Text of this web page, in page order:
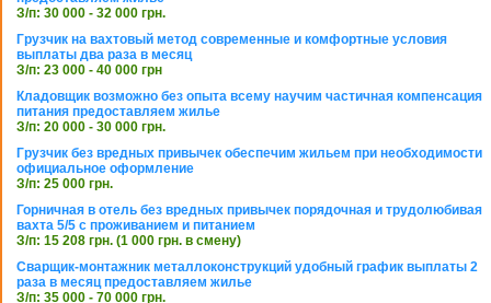
З/п: 30 000 - 32 000 грн.
Грузчик на вахтовый метод современные и комфортные условия
выплаты два раза в месяц
З/п: 23 000 - 40 000 грн
Кладовщик возможно без опыта всему научим частичная компенсация
питания предоставляем жилье
З/п: 20 000 - 30 000 грн.
Грузчик без вредных привычек обеспечим жильем при необходимости
официальное оформление
З/п: 25 000 грн.
Горничная в отель без вредных привычек порядочная и трудолюбивая
вахта 5/5 с проживанием и питанием
З/п: 15 208 грн. (1 000 грн. в смену)
Сварщик-монтажник металлоконструкций удобный график выплаты 2
раза в месяц предоставляем жилье
З/п: 35 000 - 70 000 грн.